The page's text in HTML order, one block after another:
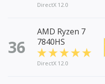
DirectX 12.0
36
AMD Ryzen 7
7840HS
DirectX 12.0